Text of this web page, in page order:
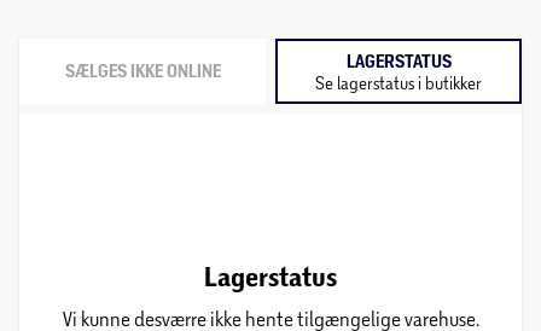
SÆLGES IKKE ONLINE LAGERSTATUS
Se lagerstatus i butikker
Lagerstatus
Vi kunne desværre ikke hente tilgængelige varehuse.